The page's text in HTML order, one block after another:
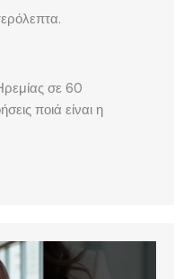
σε 60
ποιά είναι η